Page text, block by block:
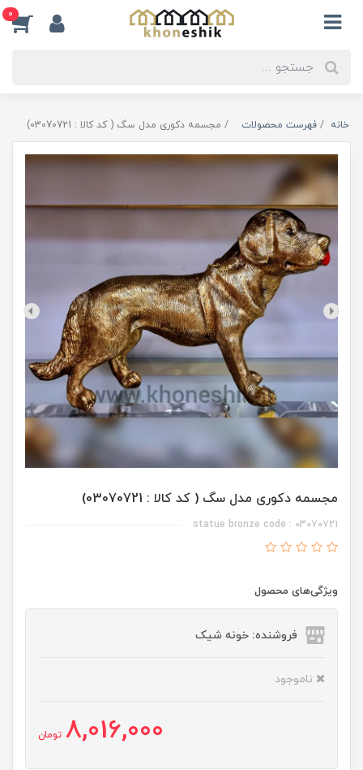
0
خانه فهرست محصولات مجسمه دکوری مدل سگ ( کد کالا : 03070721)
مجسمه دکوری مدل سگ ( کد کالا : 03070721)
statue bronze code : 03070721
ویژگی‌های محصول
فروشنده: خونه شیک
ناموجود
8,016,000 تومان